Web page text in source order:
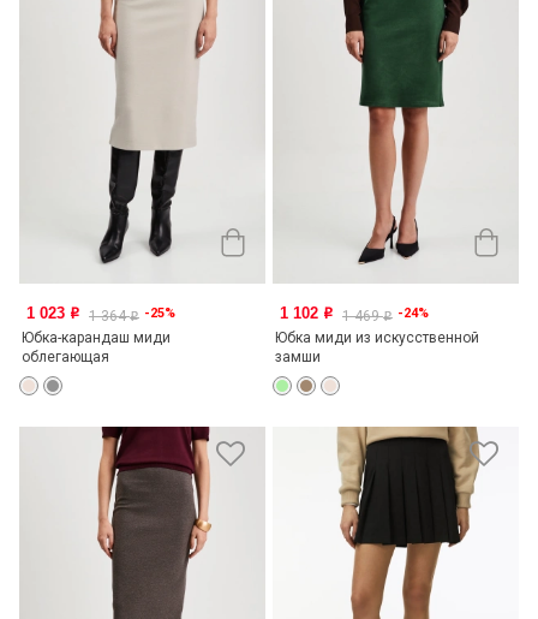
1 023 o 1 364o -25%
Юбка-карандаш миди
облегающая
1 102 o 1 469o -24%
Юбка миди из искусственной
замши